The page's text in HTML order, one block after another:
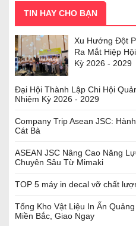
TIN HAY CHO BẠN
Xu Hướng Đột
Ra Mắt Hiệp
Kỳ 2026 - 2029
Đại Hội Thành Lập Chi Hội
Nhiệm Kỳ 2026 - 2029
Company Trip Asean JSC:
Cát Bà
ASEAN JSC Nâng Cao Năng
Chuyên Sâu Từ Mimaki
TOP 5 máy in decal vỡ chất
Tổng Kho Vật Liệu In Ấn
Miền Bắc, Giao Ngay